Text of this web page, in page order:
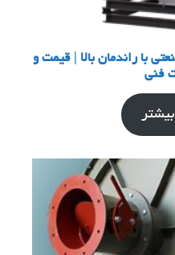
با راندمان بالا | قیمت و
فنی